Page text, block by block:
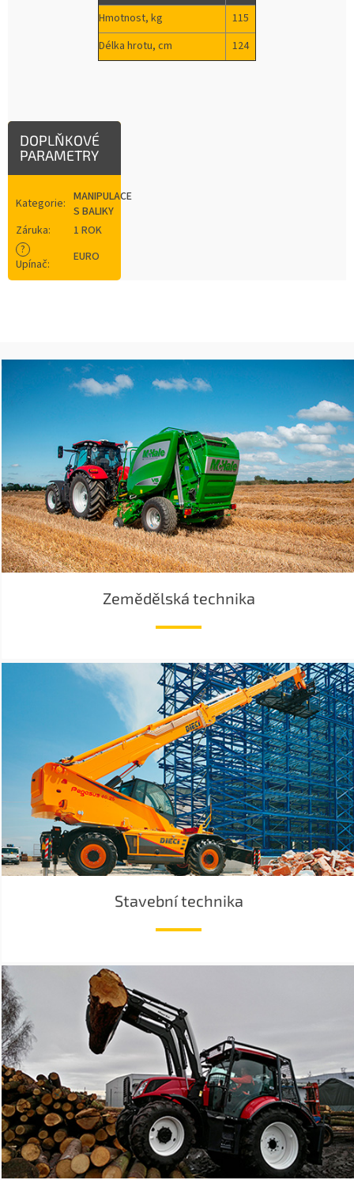
Hmotnost, kg
115
Délka hrotu, cm
124
DOPLŇKOVÉ
PARAMETRY
Kategorie: MANIPULACE
S BALIKY
Záruka:
1 ROK
?
Upínač: EURO
Zemědělská technika
Stavební technika